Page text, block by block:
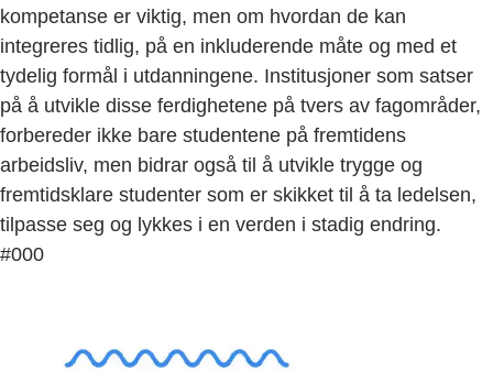
kompetanse er viktig, men om hvordan de kan
integreres tidlig, på en inkluderende måte og med et
tydelig formål i utdanningene. Institusjoner som satser
på å utvikle disse ferdighetene på tvers av fagområder,
forbereder ikke bare studentene på fremtidens
arbeidsliv, men bidrar også til å utvikle trygge og
fremtidsklare studenter som er skikket til å ta ledelsen,
tilpasse seg og lykkes i en verden i stadig endring.
#000